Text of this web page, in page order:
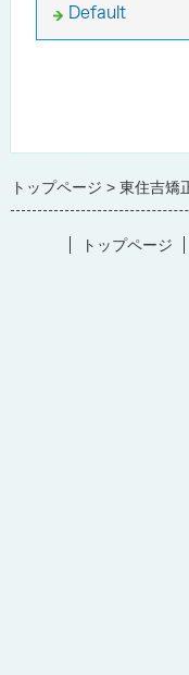
Default
トップページ 東住吉矯
トップページ